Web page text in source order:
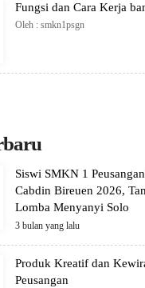
Fungsi dan Cara Kerja
Oleh : smkn1psgn
Siswi SMKN 1
Cabdin Bireuen 2026,
Lomba Menyanyi Solo
3 bulan yang lalu
Produk Kreatif dan
Peusangan